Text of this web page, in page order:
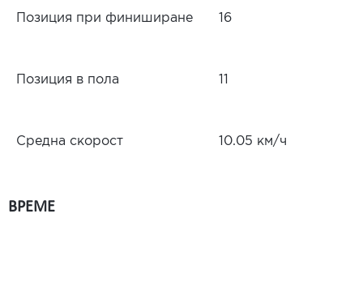
Позиция при финиширане 16
Позиция в пола
Средна скорост 10.05 км/ч
ВРЕМЕ